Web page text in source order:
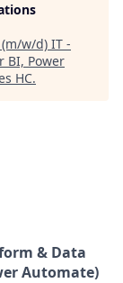
w/d) IT -
BI, Power
HC.
& Data
Automate)